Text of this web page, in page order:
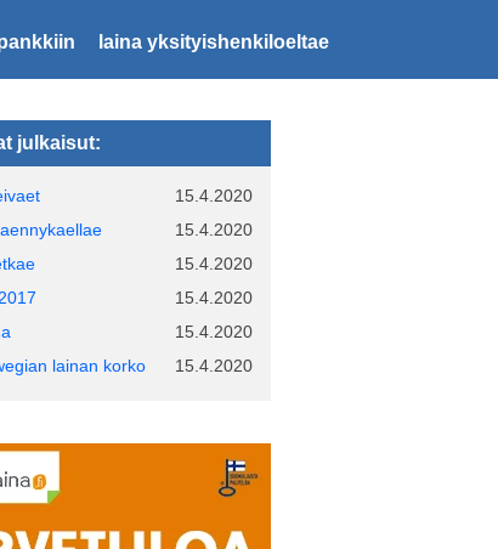
laina yksityishenkiloeltae
julkaisut:
15.4.2020
15.4.2020
15.4.2020
15.4.2020
15.4.2020
lainan korko
15.4.2020